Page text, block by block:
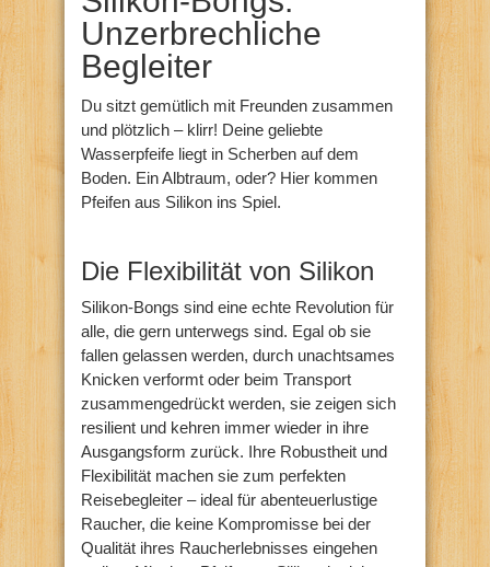
Unzerbrechliche
Begleiter
Du sitzt gemütlich mit Freunden zusammen
und plötzlich – klirr! Deine geliebte
Wasserpfeife liegt in Scherben auf dem
Boden. Ein Albtraum, oder? Hier kommen
Pfeifen aus Silikon ins Spiel.
Die Flexibilität von Silikon
Silikon-Bongs sind eine echte Revolution für
alle, die gern unterwegs sind. Egal ob sie
fallen gelassen werden, durch unachtsames
Knicken verformt oder beim Transport
zusammengedrückt werden, sie zeigen sich
resilient und kehren immer wieder in ihre
Ausgangsform zurück. Ihre Robustheit und
Flexibilität machen sie zum perfekten
Reisebegleiter – ideal für abenteuerlustige
Raucher, die keine Kompromisse bei der
Qualität ihres Raucherlebnisses eingehen